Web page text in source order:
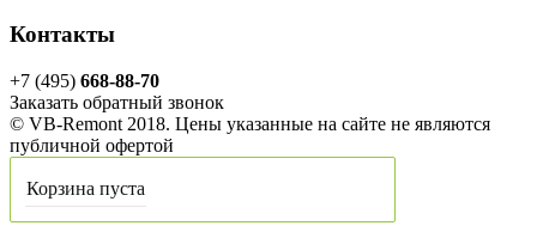
Контакты
+7 (495) 668-88-70
Заказать обратный звонок
© VB-Remont 2018. Цены указанные на сайте не являются
публичной офертой
Корзина пуста